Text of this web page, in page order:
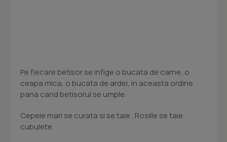
Pe fiecare betisor se infige o bucata de carne, o
ceapa mica, o bucata de ardei, in aceasta ordine
pana cand betisorul se umple.
Cepele mari se curata si se taie . Rosiile se taie
cubulete.